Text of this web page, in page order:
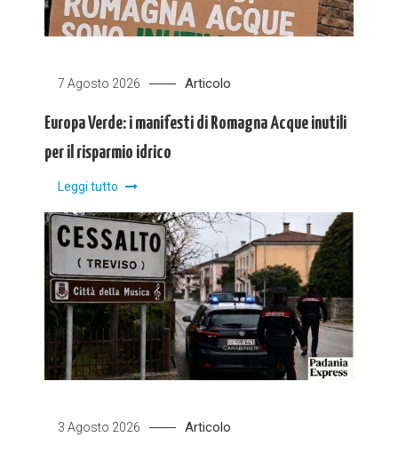
7 Agosto 2026 Articolo
Europa Verde: i manifesti di Romagna Acque inutili
per il risparmio idrico
Leggi tutto
3 Agosto 2026 Articolo